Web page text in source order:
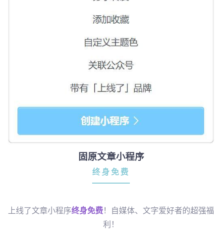
固原文章小程序
终身免费
上线了文章小程序终身免费！自媒体、文字爱好者的超强福
利！